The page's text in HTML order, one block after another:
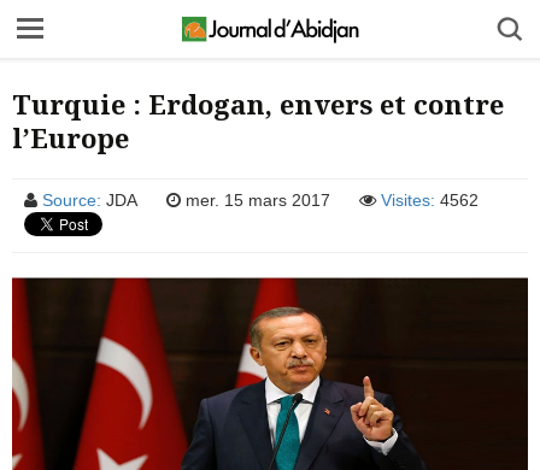
Turquie : Erdogan, envers et contre
l’Europe
Source: JDA mer. 15 mars 2017 Visites: 4562